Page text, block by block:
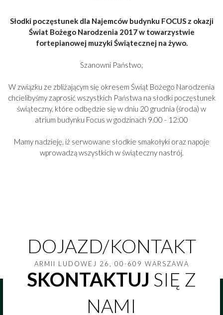
Słodki poczęstunek dla Najemców budynku FOCUS z okazji
Świat Bożego Narodzenia 2017 w towarzystwie
fortepianowej muzyki Świątecznej na żywo.
Szanowni Państwo,
W związku ze zbliżającym się okresem Świąt Bożego Narodzenia
chcielibyśmy zaprosić wszystkich Państwa na słodki poczęstunek
świąteczny, które odbędzie się w dniu 20 grudnia (środa) w
atrium budynku Focus w godzinach 9.00 - 12:00
Mamy nadzieję, iż serwowane słodkie smakołyki oraz napoje
wprowadzą wszystkich w świąteczny nastrój.
DOJAZD/KONTAKT
ARMII LUDOWEJ 26, 00-609 WARSZAWA
SKONTAKTUJ SIĘ Z
NAMI